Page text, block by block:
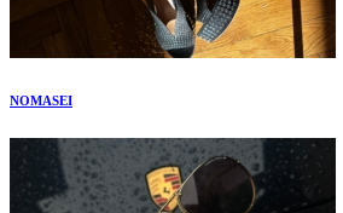
NOMASEI